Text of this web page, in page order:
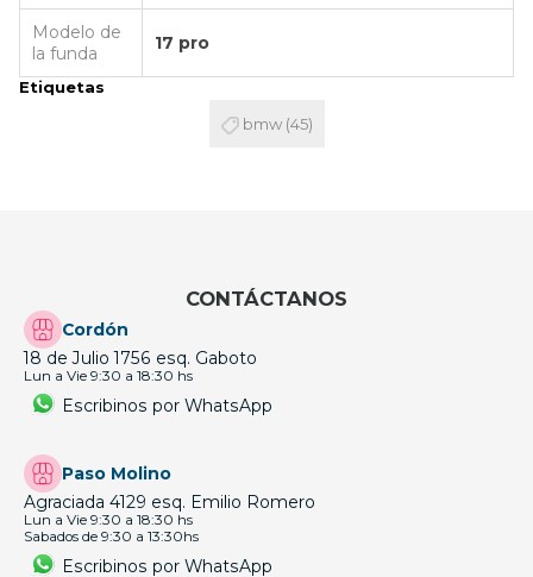
Modelo de
la funda
17 pro
Etiquetas
bmw (45)
CONTÁCTANOS
Cordón
18 de Julio 1756 esq. Gaboto
Lun a Vie 9:30 a 18:30 hs
Escribinos por WhatsApp
Paso Molino
Agraciada 4129 esq. Emilio Romero
Lun a Vie 9:30 a 18:30 hs
Sabados de 9:30 a 13:30hs
Escribinos por WhatsApp